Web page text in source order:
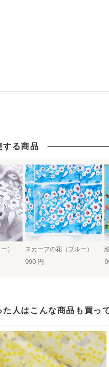
する商品
） スカーフの花（ブルー）
990 円
た人はこんな商品も買っ